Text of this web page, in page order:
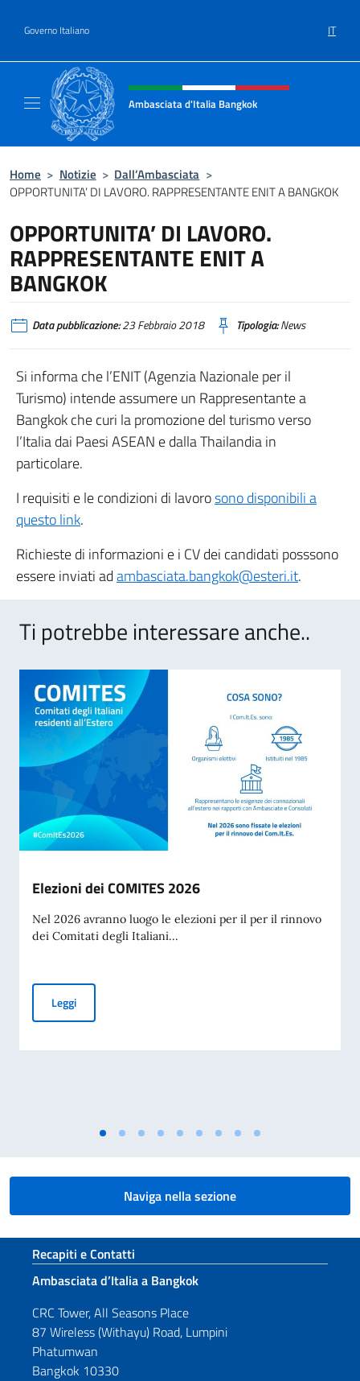
Governo Italiano IT
Intestazione sito, social e menù
Ambasciata d'Italia Bangkok
Home > Notizie > Dall’Ambasciata >
OPPORTUNITA’ DI LAVORO. RAPPRESENTANTE ENIT A BANGKOK
OPPORTUNITA’ DI LAVORO.
RAPPRESENTANTE ENIT A
BANGKOK
Data pubblicazione:23 Febbraio 2018 Tipologia:News
Si informa che l’ENIT (Agenzia Nazionale per il
Turismo) intende assumere un Rappresentante a
Bangkok che curi la promozione del turismo verso
l’Italia dai Paesi ASEAN e dalla Thailandia in
particolare.
I requisiti e le condizioni di lavorosono disponibili a
questo link.
Richieste di informazioni e i CV dei candidati posssono
essere inviati adambasciata.bangkok@esteri.it.
Ti potrebbe interessare anche..
Elezioni dei COMITES 2026
Nel 2026 avranno luogo le elezioni per il per il rinnovo
dei Comitati degli Italiani...
LeggiElezioni dei COMITES 2026
Naviga nella sezione
Sezione footer
Recapiti e Contatti
Ambasciata d’Italia a Bangkok
CRC Tower, All Seasons Place
87 Wireless (Withayu) Road, Lumpini
Phatumwan
Bangkok 10330